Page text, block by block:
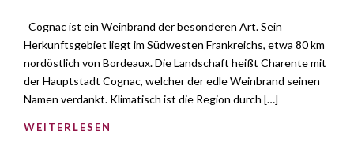
Cognac ist ein Weinbrand der besonderen Art. Sein
Herkunftsgebiet liegt im Südwesten Frankreichs, etwa 80 km
nordöstlich von Bordeaux. Die Landschaft heißt Charente mit
der Hauptstadt Cognac, welcher der edle Weinbrand seinen
Namen verdankt. Klimatisch ist die Region durch […]
WEITERLESEN